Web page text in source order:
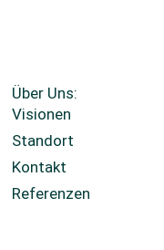
Über Uns:
Visionen
Standort
Kontakt
Referenzen